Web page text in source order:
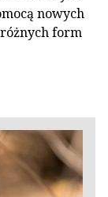
nowych
form